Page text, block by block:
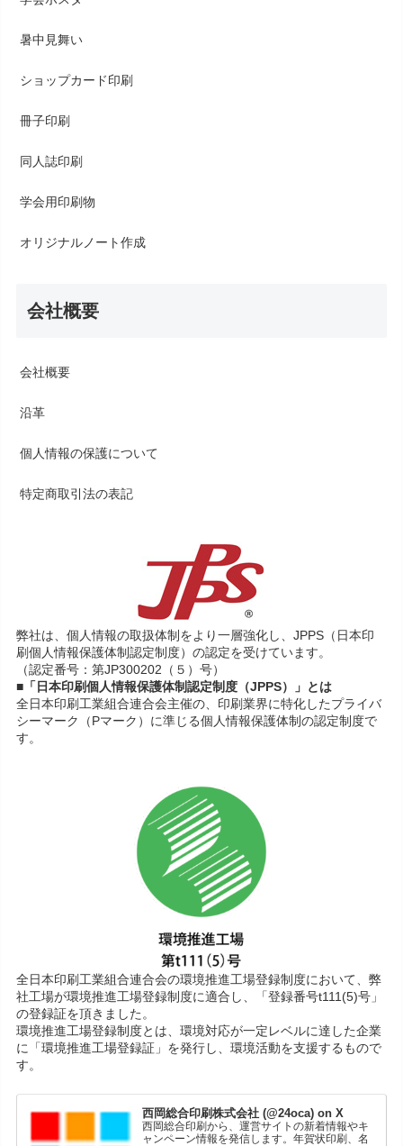
暑中見舞い
ショップカード印刷
冊子印刷
同人誌印刷
学会用印刷物
オリジナルノート作成
会社概要
会社概要
沿革
個人情報の保護について
特定商取引法の表記
弊社は、個人情報の取扱体制をより一層強化し、JPPS（日本印
刷個人情報保護体制認定制度）の認定を受けています。
（認定番号：第JP300202（５）号）
■「日本印刷個人情報保護体制認定制度（JPPS）」とは
全日本印刷工業組合連合会主催の、印刷業界に特化したプライバ
シーマーク（Pマーク）に準じる個人情報保護体制の認定制度で
す。
全日本印刷工業組合連合会の環境推進工場登録制度において、弊
社工場が環境推進工場登録制度に適合し、「登録番号t111(5)号」
の登録証を頂きました。
環境推進工場登録制度とは、環境対応が一定レベルに達した企業
に「環境推進工場登録証」を発行し、環境活動を支援するもので
す。
西岡総合印刷株式会社 (@24oca) on X
西岡総合印刷から、運営サイトの新着情報やキ
ャンペーン情報を発信します。年賀状印刷、名